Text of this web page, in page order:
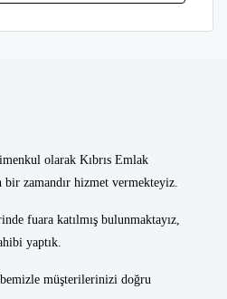
olarak Kıbrıs Emlak
bir zamandır hizmet vermekteyiz.
fuara katılmış bulunmaktayız,
yaptık.
müşterilerinizi doğru